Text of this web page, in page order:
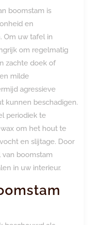
boomstam is
en
Om uw tafel in
om regelmatig
zachte doek of
milde
agressieve
kunnen beschadigen.
periodiek te
om het hout te
en slijtage. Door
boomstam
in uw interieur.